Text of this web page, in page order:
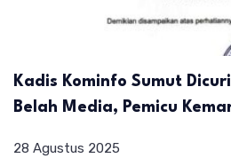
Kadis Kominfo Sumut
Belah Media, Pemicu
28 Agustus 2025